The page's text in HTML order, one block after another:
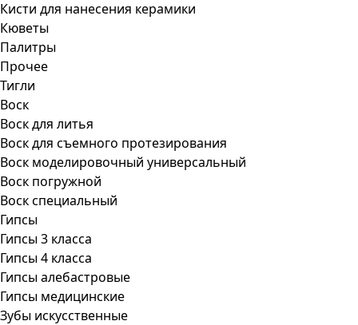
Кисти для нанесения керамики
Кюветы
Палитры
Прочее
Тигли
Воск
Воск для литья
Воск для съемного протезирования
Воск моделировочный универсальный
Воск погружной
Воск специальный
Гипсы
Гипсы 3 класса
Гипсы 4 класса
Гипсы алебастровые
Гипсы медицинские
Зубы искусственные